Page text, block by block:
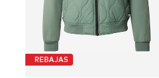
REBAJAS